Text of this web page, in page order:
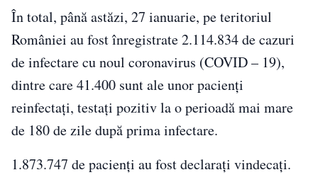
În total, până astăzi, 27 ianuarie, pe teritoriul
României au fost înregistrate 2.114.834 de cazuri
de infectare cu noul coronavirus (COVID – 19),
dintre care 41.400 sunt ale unor pacienți
reinfectați, testați pozitiv la o perioadă mai mare
de 180 de zile după prima infectare.
1.873.747 de pacienți au fost declarați vindecați.